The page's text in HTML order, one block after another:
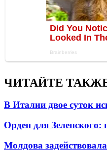
ЧИТАЙТЕ
В Италии двое суток
Орден для Зеленского:
Молдова